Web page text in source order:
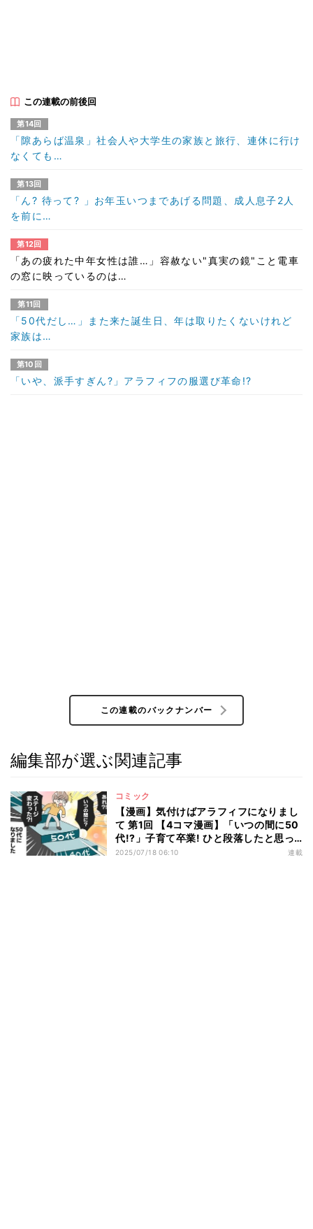
この連載の前後回
第14回
「隙あらば温泉」社会人や大学生の家族と旅行、連休に行け
なくても…
第13回
「ん? 待って? 」お年玉いつまであげる問題、成人息子2人
を前に…
第12回
「あの疲れた中年女性は誰…」容赦ない"真実の鏡"こと電車
の窓に映っているのは…
第11回
「50代だし…」また来た誕生日、年は取りたくないけれど
家族は…
第10回
「いや、派手すぎん?」アラフィフの服選び革命!?
この連載のバックナンバー
編集部が選ぶ関連記事
コミック
【漫画】気付けばアラフィフになりまし
て 第1回 【4コマ漫画】「いつの間に50
代!?」子育て卒業! ひと段落したと思っ
たら…
2025/07/18 06:10 連載